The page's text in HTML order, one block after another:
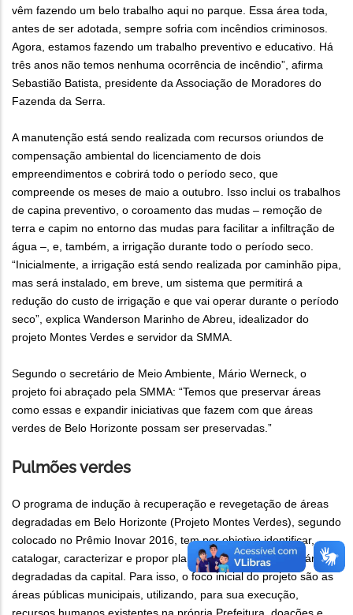
vêm fazendo um belo trabalho aqui no parque. Essa área toda,
antes de ser adotada, sempre sofria com incêndios criminosos.
Agora, estamos fazendo um trabalho preventivo e educativo. Há
três anos não temos nenhuma ocorrência de incêndio”, afirma
Sebastião Batista, presidente da Associação de Moradores do
Fazenda da Serra.
A manutenção está sendo realizada com recursos oriundos de
compensação ambiental do licenciamento de dois
empreendimentos e cobrirá todo o período seco, que
compreende os meses de maio a outubro. Isso inclui os trabalhos
de capina preventivo, o coroamento das mudas – remoção de
terra e capim no entorno das mudas para facilitar a infiltração de
água –, e, também, a irrigação durante todo o período seco.
“Inicialmente, a irrigação está sendo realizada por caminhão pipa,
mas será instalado, em breve, um sistema que permitirá a
redução do custo de irrigação e que vai operar durante o período
seco”, explica Wanderson Marinho de Abreu, idealizador do
projeto Montes Verdes e servidor da SMMA.
Segundo o secretário de Meio Ambiente, Mário Werneck, o
projeto foi abraçado pela SMMA: “Temos que preservar áreas
como essas e expandir iniciativas que fazem com que áreas
verdes de Belo Horizonte possam ser preservadas.”
Pulmões verdes
O programa de indução à recuperação e revegetação de áreas
degradadas em Belo Horizonte (Projeto Montes Verdes), segundo
colocado no Prêmio Inovar 2016, tem por objetivo identificar,
catalogar, caracterizar e propor planos de revegetação de áreas
degradadas da capital. Para isso, o foco inicial do projeto são as
áreas públicas municipais, utilizando, para sua execução,